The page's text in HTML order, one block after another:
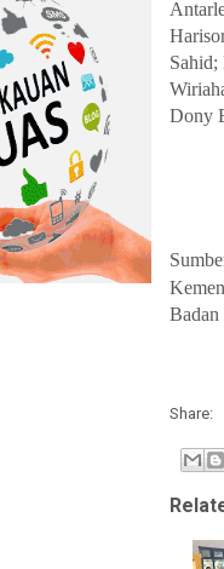
Sahid;
Dony
Badan
Share: